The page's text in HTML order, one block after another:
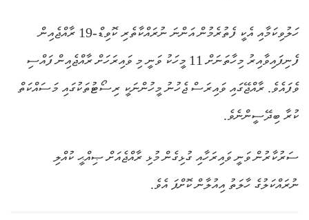
ހަލުވިކަމާއި އެކީ ފެތުރެމުން އަންނަ ނުރައްކާތެރި ކޮވިޑް-19 ރާއްޖެއިން
ފެނިފައިވާއިރު މިހާތަނަށް 11 މީހަކު ވަނީ މި ވައިރަހަށް ރާއްޖެއިން ފައްސި
ވެފައެވެ. ރާއްޖޭގައި ވައިރަސް ޖެހުނު މީހުންނަކީ ރިސޯޓުތަކުގައި މަސައްކަތް
ކުރާ ބިދޭސީންނެވެ.
ސަރުކާރުން ވަނީ ވައިރަހާއި ގުޅިގެން މުޅި ރާއްޖެއަށް ޞިއްޙީ ކުއްލި
ނުރައްކަލުގެ ހާލަތު އިއުލާން ކޮށްފަ އެވެ.